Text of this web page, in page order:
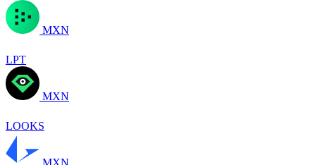
MXN
LPT
MXN
LOOKS
MXN